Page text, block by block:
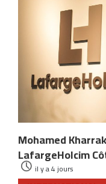
Mohamed
LafargeHolcim
il y a 4 jours